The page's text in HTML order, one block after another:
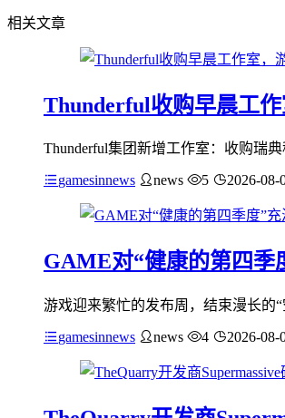
相关文章
Thunderful收购早晨工作
Thunderful集团新增工作室：收购瑞
gamesinnews news 5 2026-08-
GAME对“健康的第四季
游戏迎来繁忙的发布周，结束漫长的
gamesinnews news 4 2026-08-